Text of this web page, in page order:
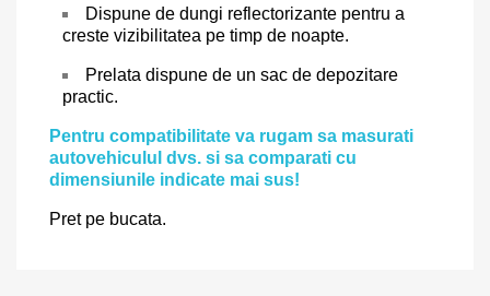
Dispune de dungi reflectorizante pentru a
creste vizibilitatea pe timp de noapte.
Prelata dispune de un sac de depozitare
practic.
Pentru compatibilitate va rugam sa masurati
autovehiculul dvs. si sa comparati cu
dimensiunile indicate mai sus!
Pret pe bucata.